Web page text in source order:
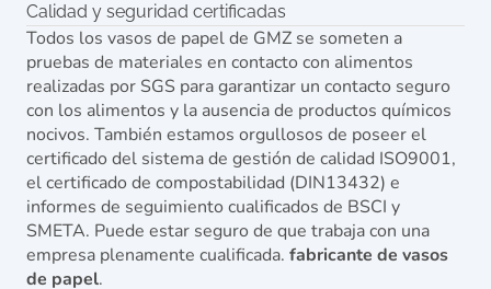
Calidad y seguridad certificadas
Todos los vasos de papel de GMZ se someten a
pruebas de materiales en contacto con alimentos
realizadas por SGS para garantizar un contacto seguro
con los alimentos y la ausencia de productos químicos
nocivos. También estamos orgullosos de poseer el
certificado del sistema de gestión de calidad ISO9001,
el certificado de compostabilidad (DIN13432) e
informes de seguimiento cualificados de BSCI y
SMETA. Puede estar seguro de que trabaja con una
empresa plenamente cualificada. fabricante de vasos
de papel.